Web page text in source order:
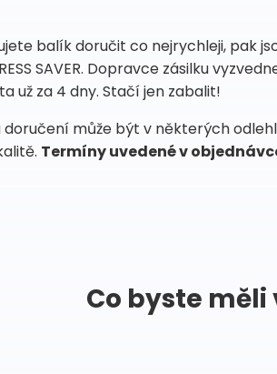
balík doručit co nejrychleji, pak
SAVER. Dopravce zásilku
už za 4 dny. Stačí jen zabalit!
doručení může být v některých
Termíny uvedené v
Co byste